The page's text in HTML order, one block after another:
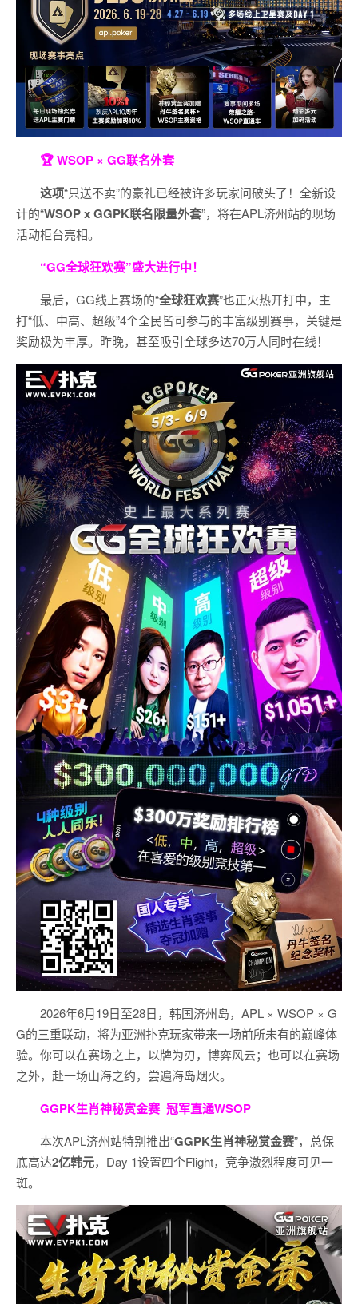
🏆 WSOP × GG联名外套
这项“只送不卖”的豪礼已经被许多玩家问破头了！全新设
计的“WSOP x GGPK联名限量外套”，将在APL济州站的现场
活动柜台亮相。
“GG全球狂欢赛”盛大进行中！
最后，GG线上赛场的“全球狂欢赛”也正火热开打中，主
打“低、中高、超级”4个全民皆可参与的丰富级别赛事，关键是
奖励极为丰厚。 昨晚，甚至吸引全球多达70万人同时在线！
2026年6月19日至28日，韩国济州岛，APL × WSOP × G
G的三重联动，将为亚洲扑克玩家带来一场前所未有的巅峰体
验。 你可以在赛场之上，以牌为刃，博弈风云；也可以在赛场
之外，赴一场山海之约，尝遍海岛烟火。
GGPK生肖神秘赏金赛 冠军直通WSOP
本次APL济州站特别推出“GGPK生肖神秘赏金赛”，总保
底高达2亿韩元，Day 1设置四个Flight，竞争激烈程度可见一
斑。